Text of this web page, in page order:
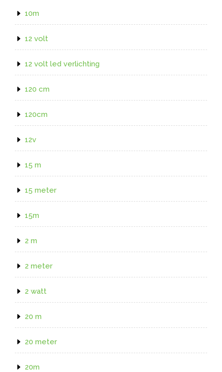
10m
12 volt
12 volt led verlichting
120 cm
120cm
12v
15 m
15 meter
15m
2 m
2 meter
2 watt
20 m
20 meter
20m